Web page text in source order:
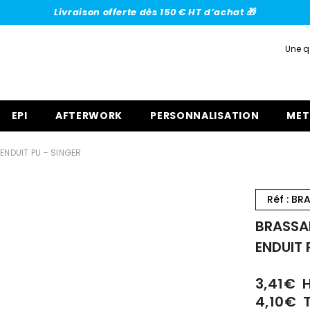
Livraison offerte dès 150 € HT d’achat 🎁
Une
EPI AFTERWORK PERSONNALISATION
PU - SINGER
Réf :
ENDUIT
3,41€
4,10€